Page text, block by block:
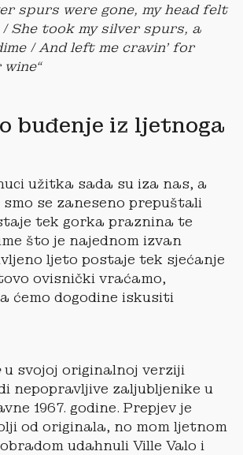
spurs were gone, my head felt
She took my silver spurs, a
/ And left me cravin’ for
buđenje iz ljetnoga
užitka sada su iza nas, a
se zaneseno prepuštali
tek gorka praznina te
što je najednom izvan
ljeto postaje tek sjećanje
ovisnički vraćamo,
ćemo dogodine iskusiti
u svojoj originalnoj verziji
nepopravljive zaljubljenike u
1967. godine. Prepjev je
od originala, no mom ljetnom
udahnuli Ville Valo i